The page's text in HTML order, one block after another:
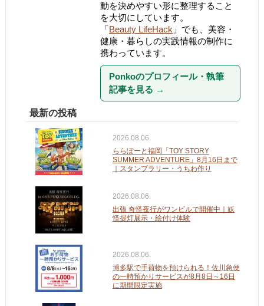
動を決めやすい形に整理すること
を大切にしています。
「Beauty LifeHack 」でも、美容・
健康・暮らしの実践情報の制作に
携わっています。
Ponkoのプロフィール・執筆
記事を見る →
最新の投稿
2026.08.06.
ららぽーと福岡「TOY STORY
SUMMER ADVENTURE」8月16日まで
｜スタンプラリー・うちわ作り
2026.08.06.
出張 奇怪夜行がワンビルで開催中｜妖
怪提灯展示・絵付け体験
2026.08.06.
博多駅で手荷物を預けられる！佐川急便
の一時預かりサービスが8月8日～16日
に期間限定実施